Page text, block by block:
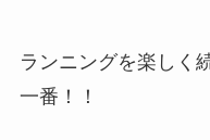
ランニングを楽しく
一番！！